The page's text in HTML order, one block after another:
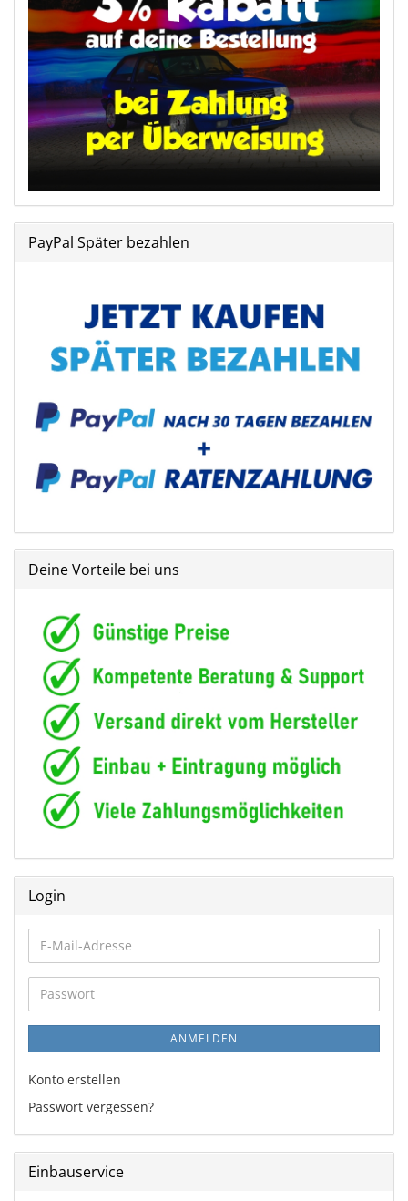
PayPal Später bezahlen
Deine Vorteile bei uns
Login
E-
Mail-
Adresse
Passwort
ANMELDEN
Konto erstellen
Passwort vergessen?
Einbauservice